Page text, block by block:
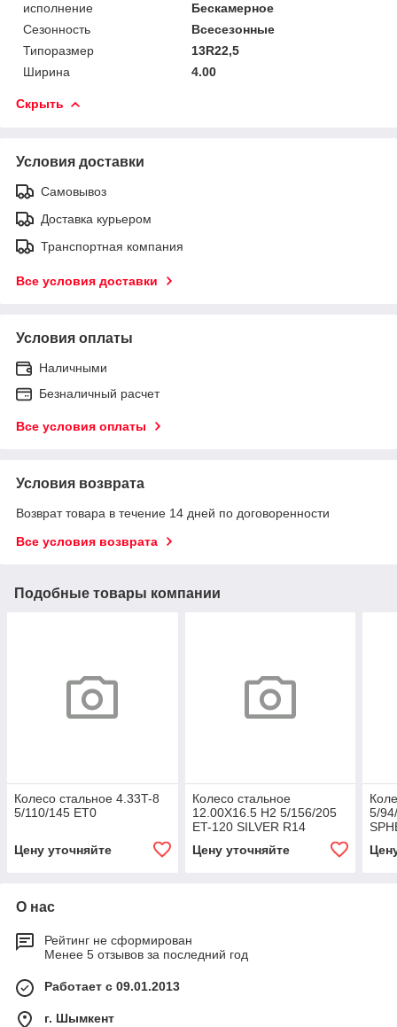
исполнение
Бескамерное
Сезонность
Всесезонные
Типоразмер
13R22,5
Ширина
4.00
Скрыть
Условия доставки
Самовывоз
Доставка курьером
Транспортная компания
Все условия доставки
Условия оплаты
Наличными
Безналичный расчет
Все условия оплаты
Условия возврата
Возврат товара в течение 14 дней по договоренности
Все условия возврата
Подобные товары компании
Колесо стальное 4.33T-8
5/110/145 ET0
Цену уточняйте
Колесо стальное
12.00X16.5 H2 5/156/205
ET-120 SILVER R14
Цену уточняйте
5/
О нас
Рейтинг не сформирован
Менее 5 отзывов за последний год
Работает с 09.01.2013
г. Шымкент